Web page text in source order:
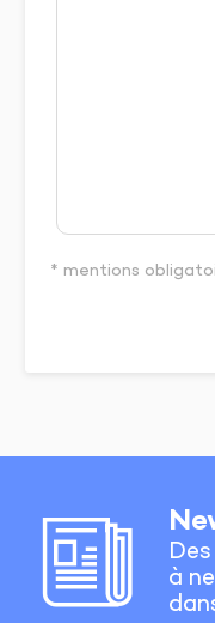
* mentions
à